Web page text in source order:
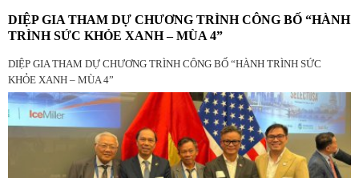
DIỆP GIA THAM DỰ CHƯƠNG TRÌNH CÔNG BỐ “HÀNH
TRÌNH SỨC KHỎE XANH – MÙA 4”
DIỆP GIA THAM DỰ CHƯƠNG TRÌNH CÔNG BỐ “HÀNH TRÌNH SỨC
KHỎE XANH – MÙA 4”